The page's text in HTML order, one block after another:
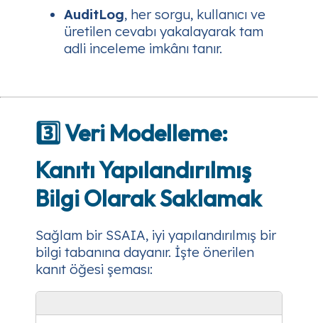
AuditLog, her sorgu, kullanıcı ve
üretilen cevabı yakalayarak tam
adli inceleme imkânı tanır.
3️⃣ Veri Modelleme:
Kanıtı Yapılandırılmış
Bilgi Olarak Saklamak
Sağlam bir SSAIA, iyi yapılandırılmış bir
bilgi tabanına dayanır. İşte önerilen
kanıt öğesi şeması: